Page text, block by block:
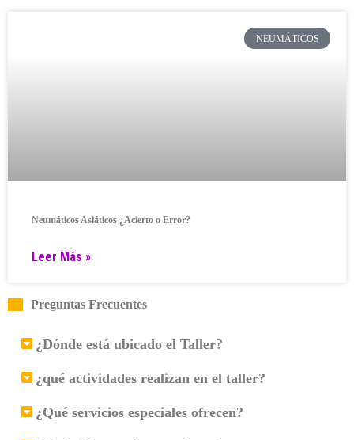
NEUMÁTICOS
Neumáticos Asiáticos ¿Acierto o Error?
Leer Más »
Preguntas Frecuentes
¿Dónde está ubicado el Taller?
¿qué actividades realizan en el taller?
¿Qué servicios especiales ofrecen?